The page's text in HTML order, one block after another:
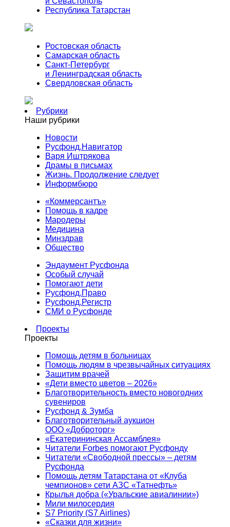
Республика Татарстан
Ростовская область
Самарская область
Санкт-Петербург
и Ленинградская область
Свердловская область
Рубрики
Наши рубрики
Новости
Русфонд.Навигатор
Варя Иштрякова
Драмы в письмах
Жизнь. Продолжение следует
Информбюро
«Коммерсантъ»
Помощь в кадре
Мародеры
Медицина
Минздрав
Общество
Эндаумент Русфонда
Особый случай
Помогают дети
Русфонд.Право
Русфонд.Регистр
СМИ о Русфонде
Проекты
Проекты
Помощь детям в больницах
Помощь людям в чрезвычайных ситуациях
Защитим врачей
«Дети вместо цветов – 2026»
Благотворительность вместо новогодних
сувениров
Русфонд & Зумба
Благотворительный аукцион
ООО «Доброторг»
«Екатерининская Ассамблея»
Читатели Forbes помогают Русфонду
Читатели «Свободной прессы» – детям
Русфонда
Помощь детям Татарстана от «Клуба
чемпионов» сети АЗС «Татнефть»
Крылья добра («Уральские авиалинии»)
Мили милосердия
S7 Priority (S7 Airlines)
«Сказки для жизни»